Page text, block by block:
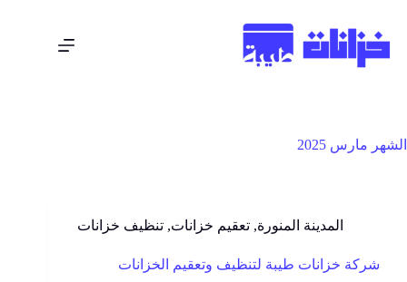
الشهر مارس 2025
المدينة المنورة, تعقيم خزانات, تنظيف خزانات
شركة خزانات طيبة لتنظيف وتعقيم الخزانات